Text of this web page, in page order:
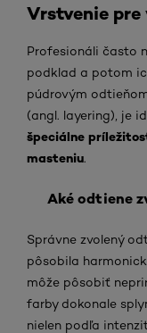
Vrstvenie pre
Profesionáli často
podklad a potom
púdrovým
(angl. layering), je
špeciálne
masteniu.
Aké odtiene
Správne zvolený
pôsobila
môže pôsobiť
farby dokonale
nielen podľa